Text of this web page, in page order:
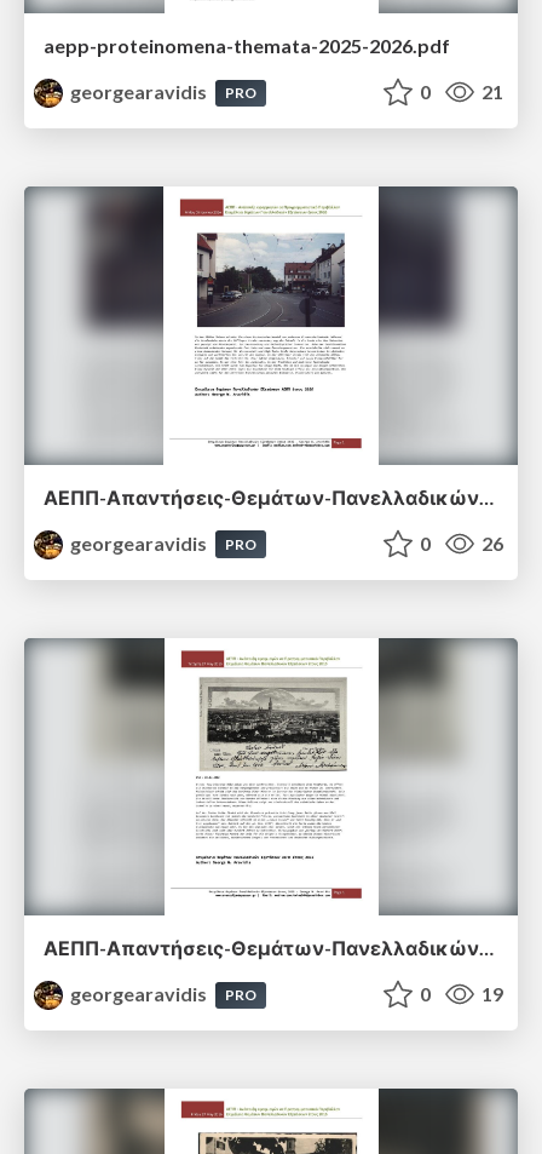
aepp-proteinomena-themata-2025-2026.pdf
georgearavidis
PRO 0 21
georgearavidis
PRO 0 26
ΑΕΠΠ-Απαντήσεις-Θεμάτων-Πανελλαδικών-Εξετάσεων-2015.pdf
georgearavidis
PRO 0 19